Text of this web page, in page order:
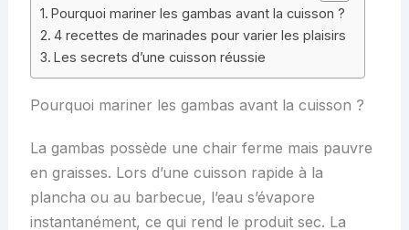
Pourquoi mariner les gambas avant la cuisson ?
4 recettes de marinades pour varier les plaisirs
Les secrets d’une cuisson réussie
Pourquoi mariner les gambas avant la cuisson ?
La gambas possède une chair ferme mais pauvre
en graisses. Lors d’une cuisson rapide à la
plancha ou au barbecue, l’eau s’évapore
instantanément, ce qui rend le produit sec. La